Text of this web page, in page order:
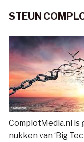
STEUN
ComplotMedia.nl is
nukken van ‘Big